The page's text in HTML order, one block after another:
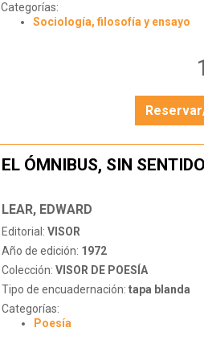
Categorías:
Sociología, filosofía y ensayo
EL ÓMNIBUS, SIN
LEAR, EDWARD
Editorial: VISOR
Año de edición: 1972
Colección: VISOR DE POESÍA
Tipo de encuadernación: tapa blanda
Categorías:
Poesía